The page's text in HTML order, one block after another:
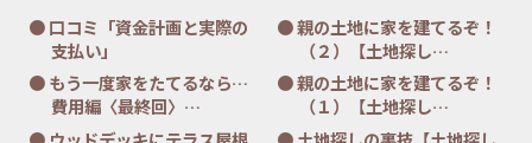
口コミ「資金計画と実際の
支払い」
もう一度家をたてるなら…
費用編〈最終回〉…
親の土地に家を建てるぞ！
（２）【土地探し…
親の土地に家を建てるぞ！
（１）【土地探し…